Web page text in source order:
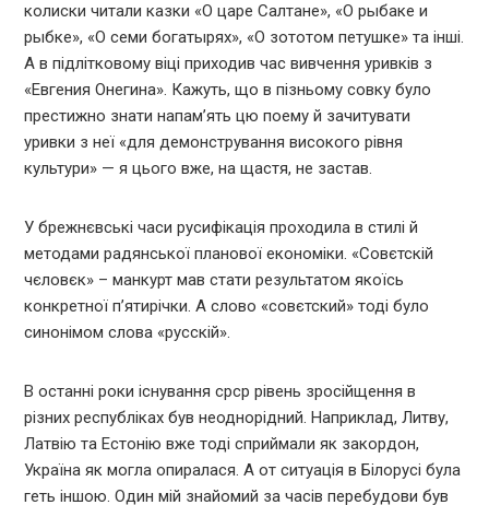
колиски читали казки «О царе Салтане», «О рыбаке и
рыбке», «О семи богатырях», «О зототом петушке» та інші.
А в підлітковому віці приходив час вивчення уривків з
«Евгения Онегина». Кажуть, що в пізньому совку було
престижно знати напам’ять цю поему й зачитувати
уривки з неї «для демонстрування високого рівня
культури» — я цього вже, на щастя, не застав.
У брежнєвські часи русифікація проходила в стилі й
методами радянської планової економіки. «Совєтскій
чєловєк» – манкурт мав стати результатом якоїсь
конкретної п’ятирічки. А слово «совєтский» тоді було
синонімом слова «русскій».
В останні роки існування срср рівень зросійщення в
різних республіках був неоднорідний. Наприклад, Литву,
Латвію та Естонію вже тоді сприймали як закордон,
Україна як могла опиралася. А от ситуація в Білорусі була
геть іншою. Один мій знайомий за часів перебудови був